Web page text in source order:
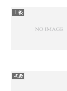
上級
初級